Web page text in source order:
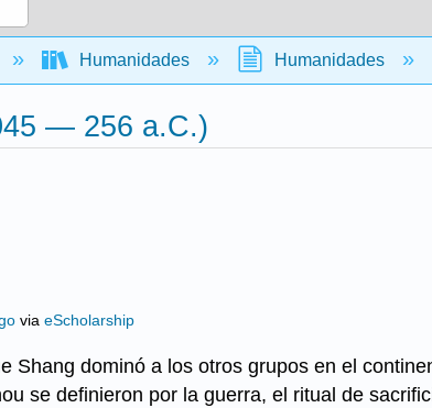
global
Humanidades Humanidades
— 256 a.C.)
viaeScholarship
Shang dominó a los otros grupos en el
se definieron por la guerra, el ritual de